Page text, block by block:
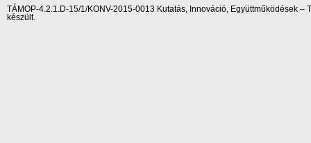
TÁMOP-4.2.1.D-15/1/KONV-2015-0013 Kutatás, Innováció, Együttműködések
készült.